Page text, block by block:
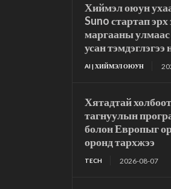
Хиймэл оюун
Suno стартап эрх
маргааны улмаас
усан
AI | ХИЙМЭЛ ОЮУН
Хятадтай
тагнуулын
болон Европыг
оронд тархжээ
TECH 2026-08-07